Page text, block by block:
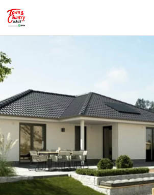
Wonach möchten Sie suchen?